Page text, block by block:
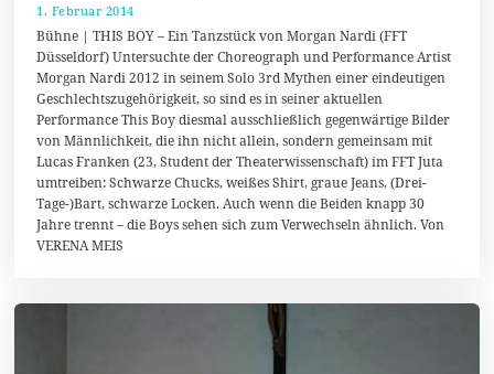
1. Februar 2014
.
F
e
b
u
a
r
0
1
4
Bühne | THIS BOY – Ein Tanzstück von Morgan Nardi (FFT
Düsseldorf) Untersuchte der Choreograph und Performance Artist
Morgan Nardi 2012 in seinem Solo 3rd Mythen einer eindeutigen
Geschlechtszugehörigkeit, so sind es in seiner aktuellen
Performance This Boy diesmal ausschließlich gegenwärtige Bilder
von Männlichkeit, die ihn nicht allein, sondern gemeinsam mit
Lucas Franken (23, Student der Theaterwissenschaft) im FFT Juta
umtreiben: Schwarze Chucks, weißes Shirt, graue Jeans, (Drei-
Tage-)Bart, schwarze Locken. Auch wenn die Beiden knapp 30
Jahre trennt – die Boys sehen sich zum Verwechseln ähnlich. Von
VERENA MEIS